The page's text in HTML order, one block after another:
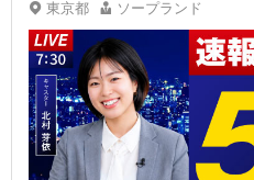
東京都 ソープランド